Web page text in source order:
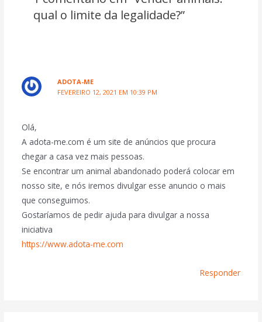
qual o limite da legalidade?”
ADOTA-ME
FEVEREIRO 12, 2021 EM 10:39 PM
Olá,
A adota-me.com é um site de anúncios que procura
chegar a casa vez mais pessoas.
Se encontrar um animal abandonado poderá colocar em
nosso site, e nós iremos divulgar esse anuncio o mais
que conseguimos.
Gostaríamos de pedir ajuda para divulgar a nossa
iniciativa
https://www.adota-me.com
Responder